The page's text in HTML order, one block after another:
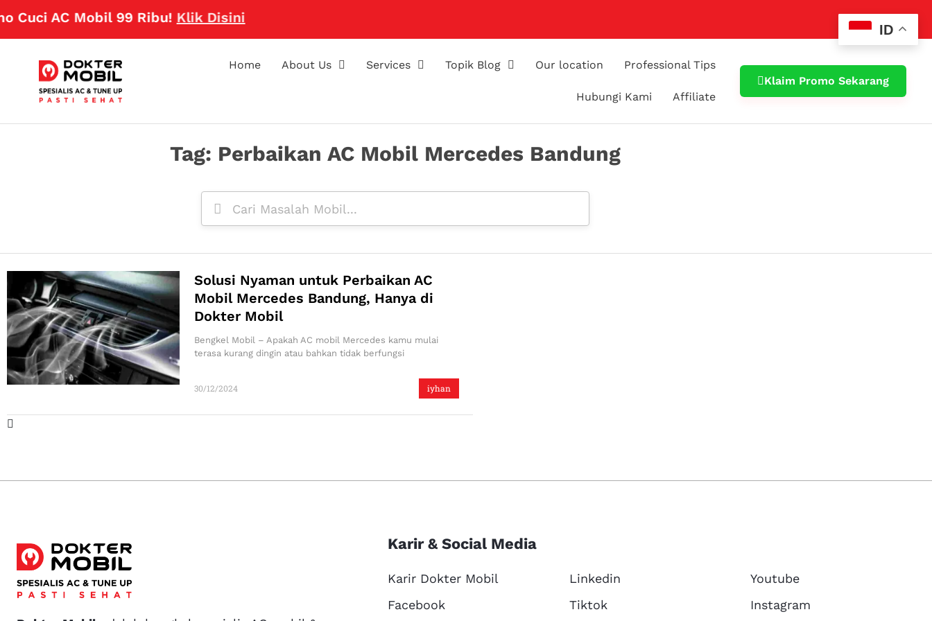
Cuci AC Mobil 99 Ribu!Klik Disini
Home About Us Services Topik Blog Our location Professional Tips
Hubungi Kami Affiliate
Klaim Promo Sekarang
Tag: Perbaikan AC Mobil Mercedes Bandung
Solusi Nyaman untuk Perbaikan AC
Mobil Mercedes Bandung, Hanya di
Dokter Mobil
iyhan
30/12/2024
Bengkel Mobil – Apakah AC mobil Mercedes kamu mulai
terasa kurang dingin atau bahkan tidak berfungsi
Karir & Social Media
Karir Dokter Mobil Linkedin
Youtube
Facebook
Tiktok Instagram
ID